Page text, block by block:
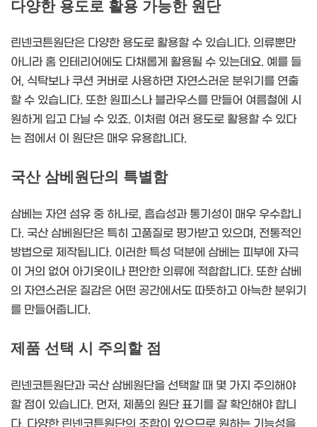
다양한 용도로 활용 가능한 원단
린넨코튼원단은 다양한 용도로 활용할 수 있습니다. 의류뿐만
아니라 홈 인테리어에도 다채롭게 활용될 수 있는데요. 예를 들
어, 식탁보나 쿠션 커버로 사용하면 자연스러운 분위기를 연출
할 수 있습니다. 또한 원피스나 블라우스를 만들어 여름철에 시
원하게 입고 다닐 수 있죠. 이처럼 여러 용도로 활용할 수 있다
는 점에서 이 원단은 매우 유용합니다.
국산 삼베원단의 특별함
삼베는 자연 섬유 중 하나로, 흡습성과 통기성이 매우 우수합니
다. 국산 삼베원단은 특히 고품질로 평가받고 있으며, 전통적인
방법으로 제작됩니다. 이러한 특성 덕분에 삼베는 피부에 자극
이 거의 없어 아기옷이나 편안한 의류에 적합합니다. 또한 삼베
의 자연스러운 질감은 어떤 공간에서도 따뜻하고 아늑한 분위기
를 만들어줍니다.
제품 선택 시 주의할 점
린넨코튼원단과 국산 삼베원단을 선택할 때 몇 가지 주의해야
할 점이 있습니다. 먼저, 제품의 원단 표기를 잘 확인해야 합니
다. 다양한 린넨코튼원단의 조합이 있으므로 원하는 기능성을